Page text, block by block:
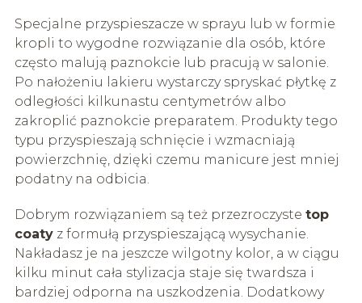
Specjalne przyspieszacze w sprayu lub w formie
kropli to wygodne rozwiązanie dla osób, które
często malują paznokcie lub pracują w salonie.
Po nałożeniu lakieru wystarczy spryskać płytkę z
odległości kilkunastu centymetrów albo
zakroplić paznokcie preparatem. Produkty tego
typu przyspieszają schnięcie i wzmacniają
powierzchnię, dzięki czemu manicure jest mniej
podatny na odbicia.
Dobrym rozwiązaniem są też przezroczyste top
coatyz formułą przyspieszającą wysychanie.
Nakładasz je na jeszcze wilgotny kolor, a w ciągu
kilku minut cała stylizacja staje się twardsza i
bardziej odporna na uszkodzenia. Dodatkowy